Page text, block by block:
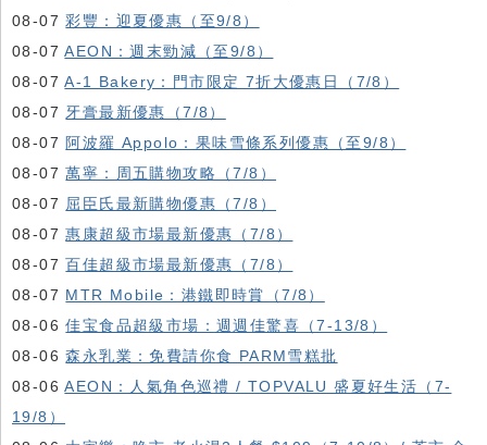
08-07彩豐：迎夏優惠（至9/8）
08-07AEON：週末勁減（至9/8）
08-07A-1 Bakery：門市限定 7折大優惠日（7/8）
08-07 牙膏最新優惠（7/8）
08-07 阿波羅 Appolo：果味雪條系列優惠（至9/8）
08-07萬寧：周五購物攻略（7/8）
08-07 屈臣氏最新購物優惠（7/8）
08-07惠康超級市場最新優惠（7/8）
08-07百佳超級市場最新優惠（7/8）
08-07 MTR Mobile：港鐵即時賞（7/8）
08-06佳宝食品超級市場：週週佳驚喜（7-13/8）
08-06森永乳業：免費請你食 PARM雪糕批
08-06AEON：人氣角色巡禮 / TOPVALU 盛夏好生活（7-
19/8）